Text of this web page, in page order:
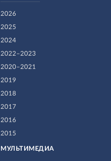
2026
2025
2024
2022–2023
2020–2021
2019
2018
2017
2016
2015
МУЛЬТИМЕДИА